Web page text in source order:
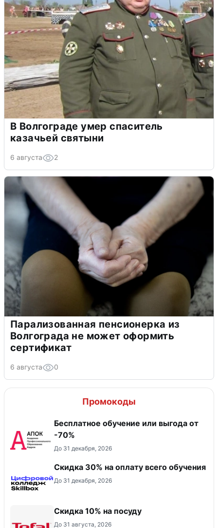
В Волгограде умер спаситель
казачьей святыни
6 августа 2
Парализованная пенсионерка из
Волгограда не может оформить
сертификат
6 августа 0
Промокоды
Бесплатное обучение или выгода от
-70%
До 31 декабря, 2026
Скидка 30% на оплату всего обучения
До 31 декабря, 2026
Скидка 10% на посуду
До 31 августа, 2026